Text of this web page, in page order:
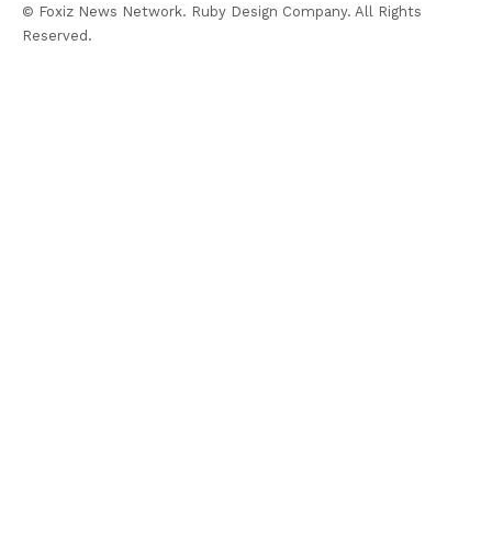
© Foxiz News Network. Ruby Design Company. All Rights
Reserved.